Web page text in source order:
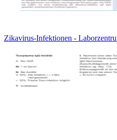
Zikavirus-Infektionen -